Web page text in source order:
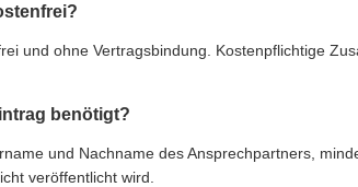
und ohne Vertragsbindung. Kostenpflichtige
benötigt?
und Nachname des Ansprechpartners,
veröffentlicht wird.